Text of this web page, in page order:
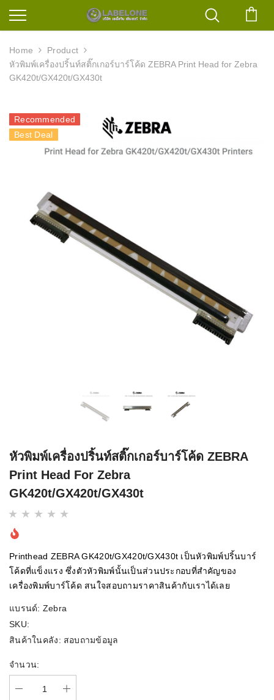
Home
Product
หัวพิมพ์เครื่องปริ้นท์สติ๊กเกอร์บาร์โค้ด ZEBRA Print Head for Zebra
GK420t/GX420t/GX430t
Recommended
Best Deal
หัวพิมพ์เครื่องปริ้นท์สติ๊กเกอร์บาร์โค้ด ZEBRA
Print Head For Zebra
GK420t/GX420t/GX430t
Printhead ZEBRA GK420t/GX420t/GX430t เป็นหัวพิมพ์ปริ้นบาร์
โค้ดที่แข็งแรง ซึ่งตัวหัวพิมพ์นั้นเป็นส่วนประกอบที่สำคัญของ
เครื่องพิมพ์บาร์โค้ด สนใจสอบถามราคาสินค้ากับเราได้เลย
แบรนด์: Zebra
SKU:
สินค้าในคลัง: สอบถามข้อมูล
จำนวน: